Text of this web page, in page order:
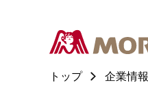
トップ 企業情報